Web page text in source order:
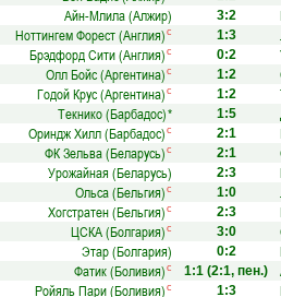
Айн-Млила (Алжир)
3:2
Ноттингем Форест (Англия) с 1:3
Брэдфорд Сити (Англия) с 0:2
Олл Бойс (Аргентина) с 1:2
Годой Крус (Аргентина) с 1:2
Текнико (Барбадос)* 1:5
Ориндж Хилл (Барбадос) с 2:1
ФК Зельва (Беларусь) с 2:1
Урожайная (Беларусь)
2:3
Ольса (Бельгия) с 1:0
Хогстратен (Бельгия) с 2:3
ЦСКА (Болгария) с 3:0
Этар (Болгария)
0:2
Фатик (Боливия) с 1:1 (2:1, пен.)
Ройяль Пари (Боливия) с 1:3